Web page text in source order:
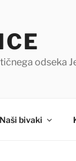
odseka
Naši bivaki